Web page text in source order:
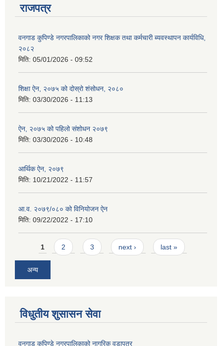
राजपत्र
वनगाड कुपिण्डे नगरपालिकाको नगर शिक्षक तथा कर्मचारी ब्यवस्थापन कार्यविधि,
२०८२
मिति: 05/01/2026 - 09:52
शिक्षा ऐन, २०७५ को दोस्रो शंसोधन, २०८०
मिति: 03/30/2026 - 11:13
ऐन, २०७५ को पहिलो संशोधन २०७९
मिति: 03/30/2026 - 10:48
आर्थिक ऐन, २०७९
मिति: 10/21/2022 - 11:57
आ.व. २०७९/०८० को विनियोजन ऐन
मिति: 09/22/2022 - 17:10
Pages
1 2 3 next › last »
अन्य
विधुतीय शुसासन सेवा
वनगाड कुपिण्डे नगरपालिकाको नागरिक वडापत्र